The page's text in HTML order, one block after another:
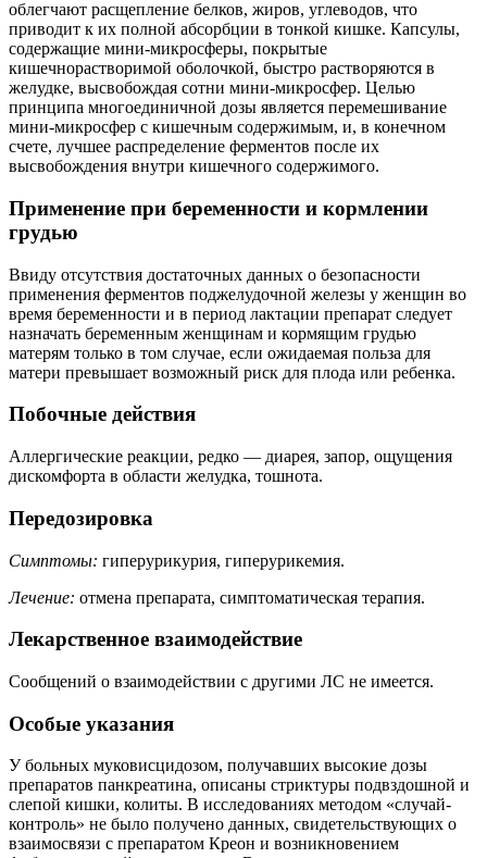
облегчают расщепление белков, жиров, углеводов, что
приводит к их полной абсорбции в тонкой кишке. Капсулы,
содержащие мини-микросферы, покрытые
кишечнорастворимой оболочкой, быстро растворяются в
желудке, высвобождая сотни мини-микросфер. Целью
принципа многоединичной дозы является перемешивание
мини-микросфер с кишечным содержимым, и, в конечном
счете, лучшее распределение ферментов после их
высвобождения внутри кишечного содержимого.
Применение при беременности и кормлении
грудью
Ввиду отсутствия достаточных данных о безопасности
применения ферментов поджелудочной железы у женщин во
время беременности и в период лактации препарат следует
назначать беременным женщинам и кормящим грудью
матерям только в том случае, если ожидаемая польза для
матери превышает возможный риск для плода или ребенка.
Побочные действия
Аллергические реакции, редко — диарея, запор, ощущения
дискомфорта в области желудка, тошнота.
Передозировка
Симптомы: гиперурикурия, гиперурикемия.
Лечение: отмена препарата, симптоматическая терапия.
Лекарственное взаимодействие
Сообщений о взаимодействии с другими ЛС не имеется.
Особые указания
У больных муковисцидозом, получавших высокие дозы
препаратов панкреатина, описаны стриктуры подвздошной и
слепой кишки, колиты. В исследованиях методом «случай-
контроль» не было получено данных, свидетельствующих о
взаимосвязи с препаратом Креон и возникновением